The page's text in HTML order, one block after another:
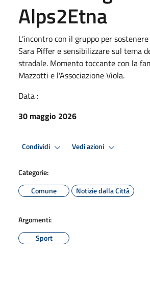
Alps2Etna
L’incontro con il gruppo per
Sara Piffer e sensibilizzare sul tema
stradale. Momento toccante con la
Mazzotti e l'Associazione Viola.
Data :
30 maggio 2026
Condividi Vedi azioni
Categorie:
Comune
Notizie dalla Città
Argomenti:
Sport